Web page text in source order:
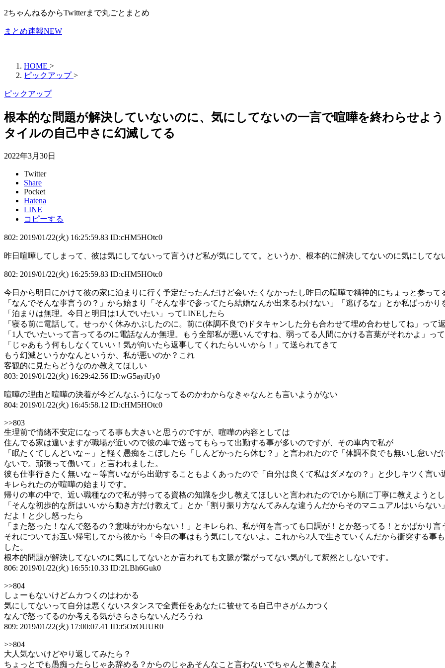
2ちゃんねるからTwitterまで丸ごとまとめ
まとめ速報NEW
HOME >
ピックアップ >
ピックアップ
根本的な問題が解決していないのに、気にしてないの一言で喧嘩を終わらせよ
タイルの自己中さに幻滅してる
2022年3月30日
Twitter
Share
Pocket
Hatena
LINE
コピーする
802: 2019/01/22(火) 16:25:59.83 ID:cHM5HOtc0
昨日喧嘩してしまって、彼は気にしてないって言うけど私が気にしてて。というか、根本的に解決してないのに気にして
802: 2019/01/22(火) 16:25:59.83 ID:cHM5HOtc0
今日から明日にかけて彼の家に泊まりに行く予定だったんだけど会いたくなかったし昨日の喧嘩で精神的にちょっと参って
「なんでそんな事言うの？」から始まり「そんな事で参ってたら結婚なんか出来るわけない」「逃げるな」とか私ばっか
「泊まりは無理。今日と明日は1人でいたい」ってLINEしたら
「寝る前に電話して。せっかく休みかぶしたのに。前に(体調不良で)ドタキャンした分も合わせて埋め合わせしてね」って
「1人でいたいって言ってるのに電話なんか無理。もう全部私が悪いんですね、弱ってる人間にかける言葉がそれかよ」っ
「じゃあもう何もしなくていい！気が向いたら返事してくれたらいいから！」て送られてきて
もう幻滅というかなんというか、私が悪いのか？これ
客観的に見たらどうなのか教えてほしい
803: 2019/01/22(火) 16:29:42.56 ID:wG5ayiUy0
喧嘩の理由と喧嘩の決着が今どんなふうになってるのかわからなきゃなんとも言いようがない
804: 2019/01/22(火) 16:45:58.12 ID:cHM5HOtc0
>>803
生理前で情緒不安定になってる事も大きいと思うのですが、喧嘩の内容としては
住んでる家は違いますが職場が近いので彼の車で送ってもらって出勤する事が多いのですが、その車内で私が
「眠たくてしんどいな～」と軽く愚痴をこぼしたら「しんどかったら休む？」と言われたので「体調不良でも無いし怠い
ないで。頑張って働いて」と言われました。
彼も仕事行きたく無いな～等言いながら出勤することもよくあったので「自分は良くて私はダメなの？」と少しキツく言
キレられたのが喧嘩の始まりです。
帰りの車の中で、近い職種なので私が持ってる資格の知識を少し教えてほしいと言われたので1から順に丁寧に教えようと
「そんな初歩的な所はいいから動き方だけ教えて」とか「割り振り方なんてみんな違うんだからそのマニュアルはいらな
だよ！と少し怒ったら
「また怒った！なんで怒るの？意味がわからない！」とキレられ、私が何を言っても口調が！とか怒ってる！とかばかり
それについてお互い帰宅してから彼から「今日の事はもう気にしてないよ。これから2人で生きていくんだから衝突する事
した。
根本的問題が解決してないのに気にしてないとか言われても文脈が繋がってない気がして釈然としないです。
806: 2019/01/22(火) 16:55:10.33 ID:2LBh6Guk0
>>804
しょーもないけどムカつくのはわかる
気にしてないって自分は悪くないスタンスで全責任をあなたに被せてる自己中さがムカつく
なんで怒ってるのか考える気がさらさらないんだろうね
809: 2019/01/22(火) 17:00:07.41 ID:t5OzOUUR0
>>804
大人気ないけどやり返してみたら？
ちょっとでも愚痴ったらじゃあ辞める？からのじゃあそんなこと言わないでちゃんと働きなよ